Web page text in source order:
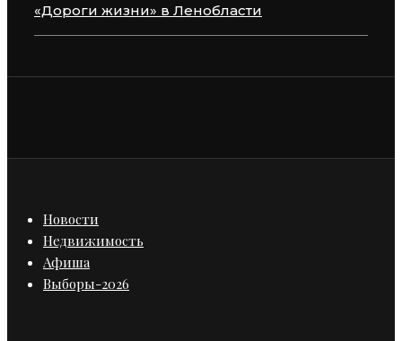
«Дороги жизни» в Ленобласти
Новости
Недвижимость
Афиша
Выборы-2026